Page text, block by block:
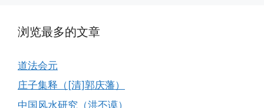
浏览最多的文章
道法会元
庄子集释（[清]郭庆藩）
中国风水研究（洪丕谟）